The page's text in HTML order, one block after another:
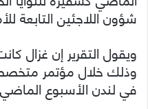
شؤون اللاجئين التابعة
ويقول التقرير إن غزال
وذلك خلال مؤتمر
في لندن الأسبوع